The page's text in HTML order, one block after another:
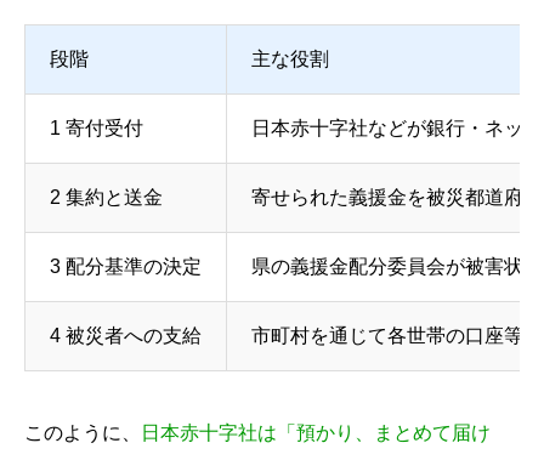
段階 主な役割
1 寄付受付 日本赤十字社などが銀行・ネッ
2 集約と送金 寄せられた義援金を被災都道府
3 配分基準の決定 県の義援金配分委員会が被害状
4 被災者への支給 市町村を通じて各世帯の口座等
このように、 日本赤十字社は「預かり、まとめて届け